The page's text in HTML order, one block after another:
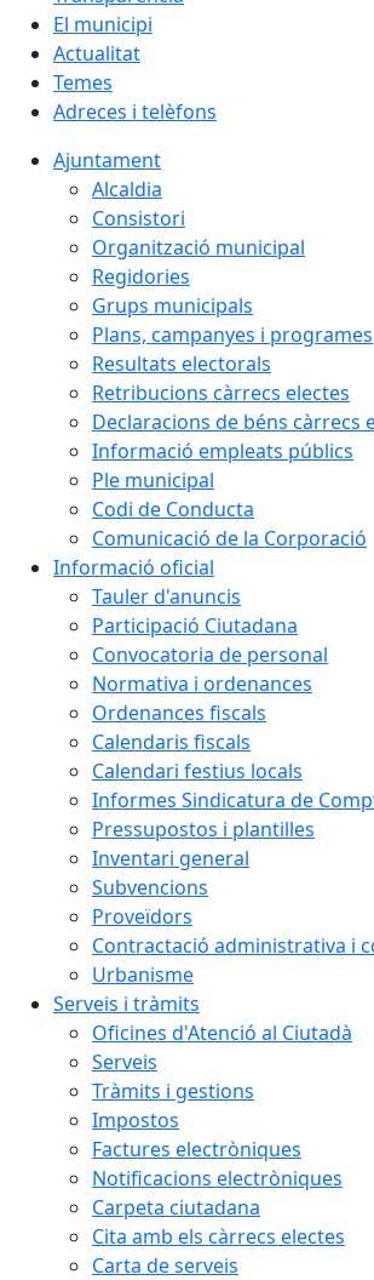
El municipi
Actualitat
Temes
Adreces i telèfons
Ajuntament
Alcaldia
Consistori
Organització municipal
Regidories
Grups municipals
Plans, campanyes i programes
Resultats electorals
Retribucions càrrecs electes
Declaracions de béns càrrecs
Informació empleats públics
Ple municipal
Codi de Conducta
Comunicació de la Corporació
Informació oficial
Tauler d'anuncis
Participació Ciutadana
Convocatoria de personal
Normativa i ordenances
Ordenances fiscals
Calendaris fiscals
Calendari festius locals
Informes Sindicatura de
Pressupostos i plantilles
Inventari general
Subvencions
Proveïdors
Contractació administrativa i
Urbanisme
Serveis i tràmits
Oficines d'Atenció al Ciutadà
Serveis
Tràmits i gestions
Impostos
Factures electròniques
Notificacions electròniques
Carpeta ciutadana
Cita amb els càrrecs electes
Carta de serveis